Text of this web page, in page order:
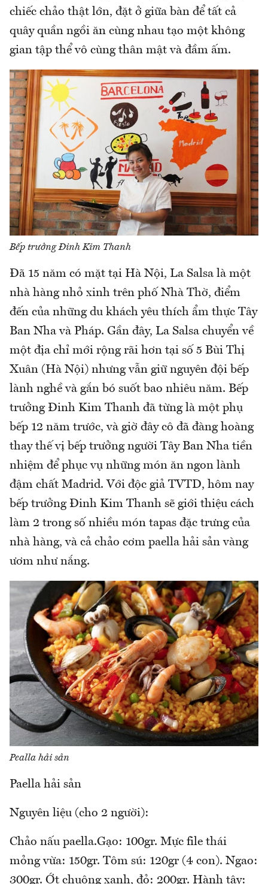
chiếc chảo thật lớn, đặt ở giữa bàn để tất cả
quây quần ngồi ăn cùng nhau tạo một không
gian tập thể vô cùng thân mật và đầm ấm.
Bếp trưởng Đinh Kim Thanh
Đã 15 năm có mặt tại Hà Nội, La Salsa là một
nhà hàng nhỏ xinh trên phố Nhà Thờ, điểm
đến của những du khách yêu thích ẩm thực Tây
Ban Nha và Pháp. Gần đây, La Salsa chuyển về
một địa chỉ mới rộng rãi hơn tại số 5 Bùi Thị
Xuân (Hà Nội) nhưng vẫn giữ nguyên đội bếp
lành nghề và gắn bó suốt bao nhiêu năm. Bếp
trưởng Đinh Kim Thanh đã từng là một phụ
bếp 12 năm trước, và giờ đây cô đã đàng hoàng
thay thế vị bếp trưởng người Tây Ban Nha tiền
nhiệm để phục vụ những món ăn ngon lành
đậm chất Madrid. Với độc giả TVTD, hôm nay
bếp trưởng Đinh Kim Thanh sẽ giới thiệu cách
làm 2 trong số nhiều món tapas đặc trưng của
nhà hàng, và cả chảo cơm paella hải sản vàng
ươm như nắng.
Pealla hải sản
Paella hải sản
Nguyên liệu (cho 2 người):
Chảo nấu paella.Gạo: 100gr. Mực file thái
mỏng vừa: 150gr. Tôm sú: 120gr (4 con). Ngao:
300gr. Ớt chuông xanh, đỏ: 200gr. Hành tây: